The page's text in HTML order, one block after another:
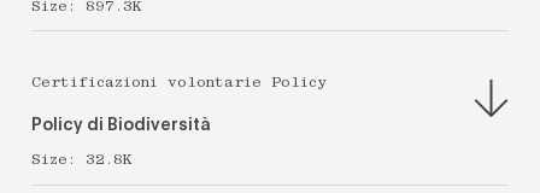
Size: 897.3K
Certificazioni volontarie Policy
Policy di Biodiversità
Size: 32.8K